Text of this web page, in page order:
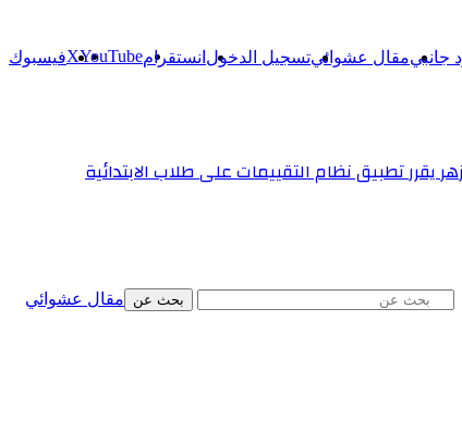
فيسبوك‫X‫YouTubeانستقرام تسجيل الدخولمقال عشوائيجانبي
مقال عشوائي بحث عن
يقرر تطبيق نظام التقييمات على طلاب الابتدائية